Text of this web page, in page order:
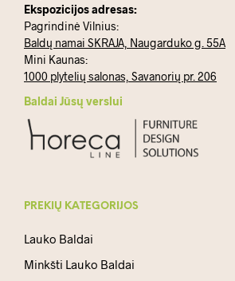
Ekspozicijos adresas:
Pagrindinė Vilnius:
Baldų namai SKRAJA, Naugarduko g. 55A
Mini Kaunas:
1000 plytelių salonas, Savanorių pr. 206
Baldai Jūsų verslui
PREKIŲ KATEGORIJOS
Lauko Baldai
Minkšti Lauko Baldai